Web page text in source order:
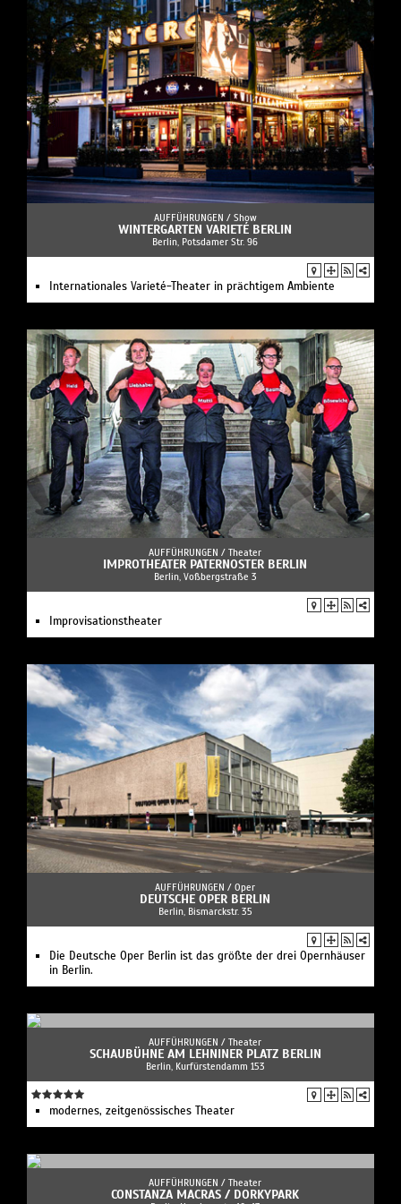
AUFFÜHRUNGEN / Show
WINTERGARTEN VARIETÉ BERLIN
Berlin, Potsdamer Str. 96
Internationales Varieté-Theater in prächtigem Ambiente
AUFFÜHRUNGEN / Theater
IMPROTHEATER PATERNOSTER BERLIN
Berlin, Voßbergstraße 3
Improvisationstheater
AUFFÜHRUNGEN / Oper
DEUTSCHE OPER BERLIN
Berlin, Bismarckstr. 35
Die Deutsche Oper Berlin ist das größte der drei Opernhäuser
in Berlin.
AUFFÜHRUNGEN / Theater
SCHAUBÜHNE AM LEHNINER PLATZ BERLIN
Berlin, Kurfürstendamm 153
modernes, zeitgenössisches Theater
AUFFÜHRUNGEN / Theater
CONSTANZA MACRAS / DORKYPARK